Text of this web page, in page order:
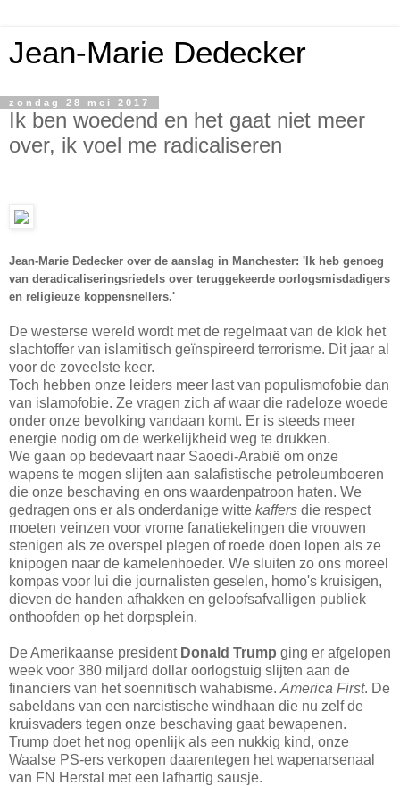
Jean-Marie Dedecker
zondag 28 mei 2017
Ik ben woedend en het gaat niet meer
over, ik voel me radicaliseren
Jean-Marie Dedecker over de aanslag in Manchester: 'Ik heb genoeg
van deradicaliseringsriedels over teruggekeerde oorlogsmisdadigers
en religieuze koppensnellers.'
De westerse wereld wordt met de regelmaat van de klok het
slachtoffer van islamitisch geïnspireerd terrorisme. Dit jaar al
voor de zoveelste keer.
Toch hebben onze leiders meer last van populismofobie dan
van islamofobie. Ze vragen zich af waar die radeloze woede
onder onze bevolking vandaan komt. Er is steeds meer
energie nodig om de werkelijkheid weg te drukken.
We gaan op bedevaart naar Saoedi-Arabië om onze
wapens te mogen slijten aan salafistische petroleumboeren
die onze beschaving en ons waardenpatroon haten. We
gedragen ons er als onderdanige witte kaffers die respect
moeten veinzen voor vrome fanatiekelingen die vrouwen
stenigen als ze overspel plegen of roede doen lopen als ze
knipogen naar de kamelenhoeder. We sluiten zo ons moreel
kompas voor lui die journalisten geselen, homo's kruisigen,
dieven de handen afhakken en geloofsafvalligen publiek
onthoofden op het dorpsplein.
De Amerikaanse president Donald Trump ging er afgelopen
week voor 380 miljard dollar oorlogstuig slijten aan de
financiers van het soennitisch wahabisme. America First. De
sabeldans van een narcistische windhaan die nu zelf de
kruisvaders tegen onze beschaving gaat bewapenen.
Trump doet het nog openlijk als een nukkig kind, onze
Waalse PS-ers verkopen daarentegen het wapenarsenaal
van FN Herstal met een lafhartig sausje.